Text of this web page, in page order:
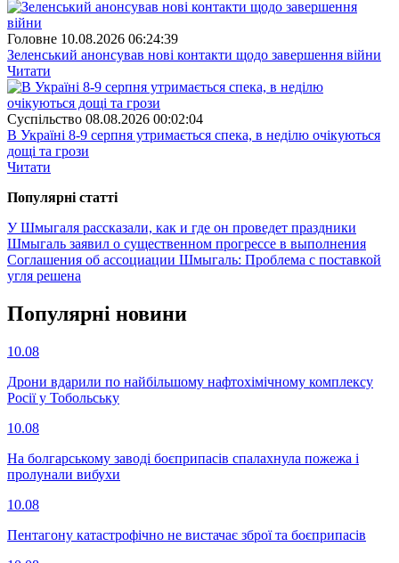
Головне 10.08.2026 06:24:39
Зеленський анонсував нові контакти щодо завершення війни
Читати
Суспiльство 08.08.2026 00:02:04
В Україні 8-9 серпня утримається спека, в неділю очікуються
дощі та грози
Читати
Популярнi статтi
У Шмыгаля рассказали, как и где он проведет праздники
Шмыгаль заявил о существенном прогрессе в выполнения
Соглашения об ассоциации Шмыгаль: Проблема с поставкой
угля решена
Популярнi новини
10.08
Дрони вдарили по найбільшому нафтохімічному комплексу
Росії у Тобольську
10.08
На болгарському заводі боєприпасів спалахнула пожежа і
пролунали вибухи
10.08
Пентагону катастрофічно не вистачає зброї та боєприпасів